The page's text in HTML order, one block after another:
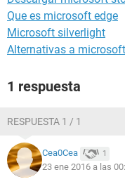
Que es microsoft edge
Microsoft silverlight
Alternativas a
1 respuesta
RESPUESTA 1 / 1
Cea0Cea 1
23 ene 2016 a las